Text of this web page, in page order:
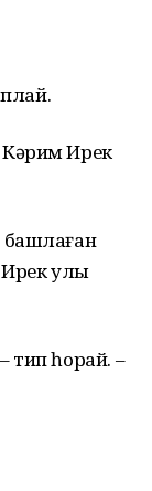
Ирек
башлаған
Ирек улы
һорай. –